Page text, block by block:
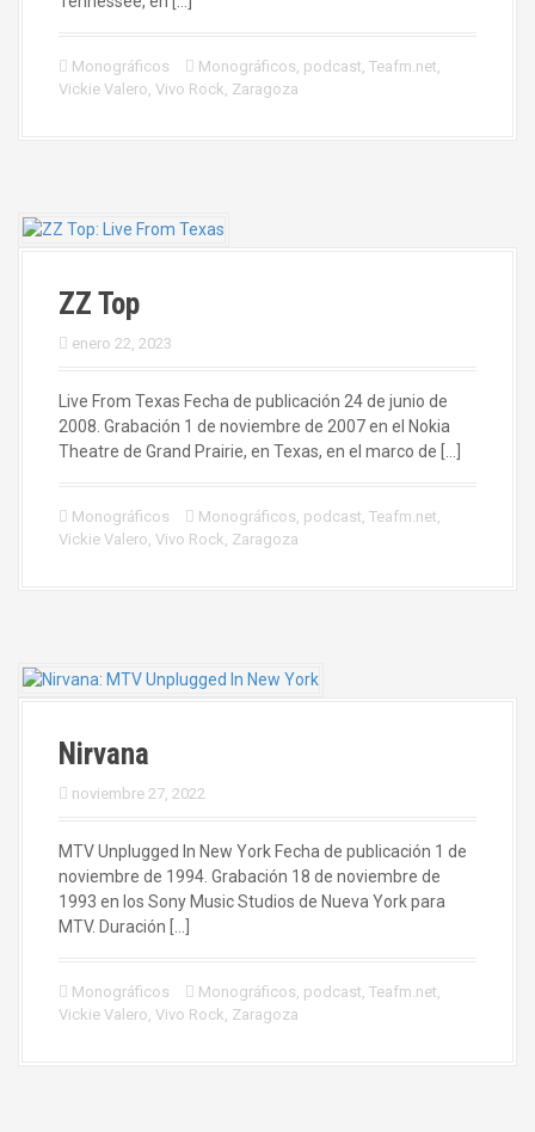
Monográficos Monográficos, podcast, Teafm.net,
Vickie Valero, Vivo Rock, Zaragoza
ZZ Top
enero 22, 2023
Live From Texas Fecha de publicación 24 de junio de
2008. Grabación 1 de noviembre de 2007 en el Nokia
Theatre de Grand Prairie, en Texas, en el marco de […]
Monográficos Monográficos, podcast, Teafm.net,
Vickie Valero, Vivo Rock, Zaragoza
Nirvana
noviembre 27, 2022
MTV Unplugged In New York Fecha de publicación 1 de
noviembre de 1994. Grabación 18 de noviembre de
1993 en los Sony Music Studios de Nueva York para
MTV. Duración […]
Monográficos Monográficos, podcast, Teafm.net,
Vickie Valero, Vivo Rock, Zaragoza